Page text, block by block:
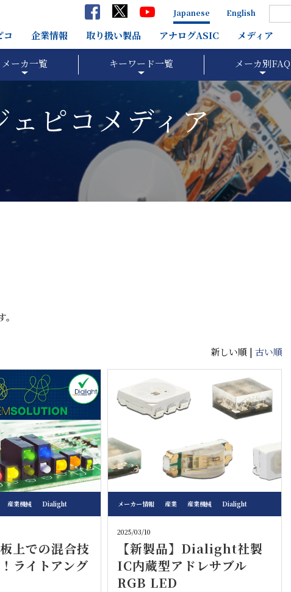
Japanese English
コ 企業情報 取り扱い製品 アナログASIC メディア
メーカ一覧 キーワード一覧 メーカ別FAQ
ェピコメディア
新しい順 | 古い順
産業機械 Dialight
上での混合技
ライトアング
メーカー情報 産業 産業機械 Dialight
2025/03/10
【新製品】Dialight社製
IC内蔵型アドレサブル
RGB LED